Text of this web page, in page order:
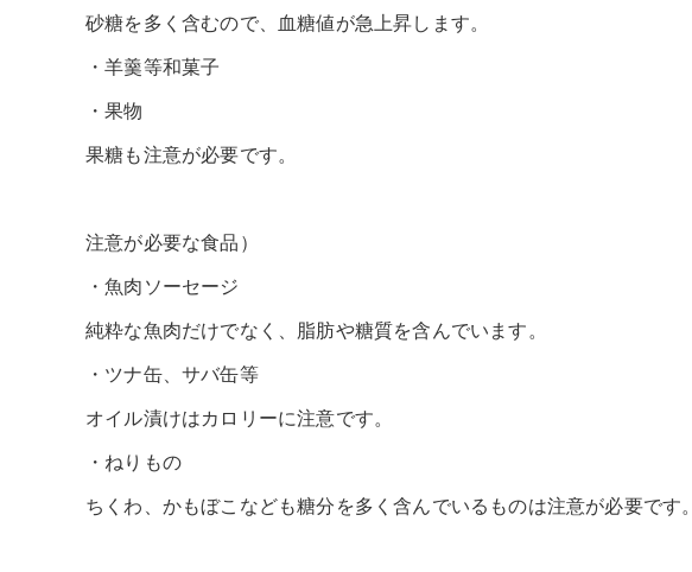
砂糖を多く含むので、血糖値が急上昇します。
・羊羹等和菓子
・果物
果糖も注意が必要です。
注意が必要な食品）
・魚肉ソーセージ
純粋な魚肉だけでなく、脂肪や糖質を含んでいます。
・ツナ缶、サバ缶等
オイル漬けはカロリーに注意です。
・ねりもの
ちくわ、かもぼこなども糖分を多く含んでいるものは注意が必要です。